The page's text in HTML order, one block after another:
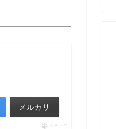
メルカリ
ポチップ